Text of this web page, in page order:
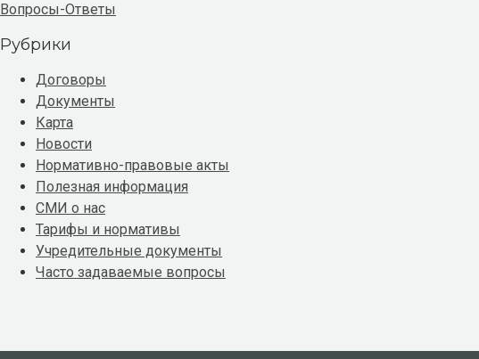
Вопросы-Ответы
Рубрики
Договоры
Документы
Карта
Новости
Нормативно-правовые акты
Полезная информация
СМИ о нас
Тарифы и нормативы
Учредительные документы
Часто задаваемые вопросы